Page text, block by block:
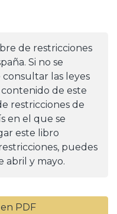
de restricciones
Si no se
las leyes
de este
restricciones de
en el que se
este libro
puedes
abril y mayo.
PDF